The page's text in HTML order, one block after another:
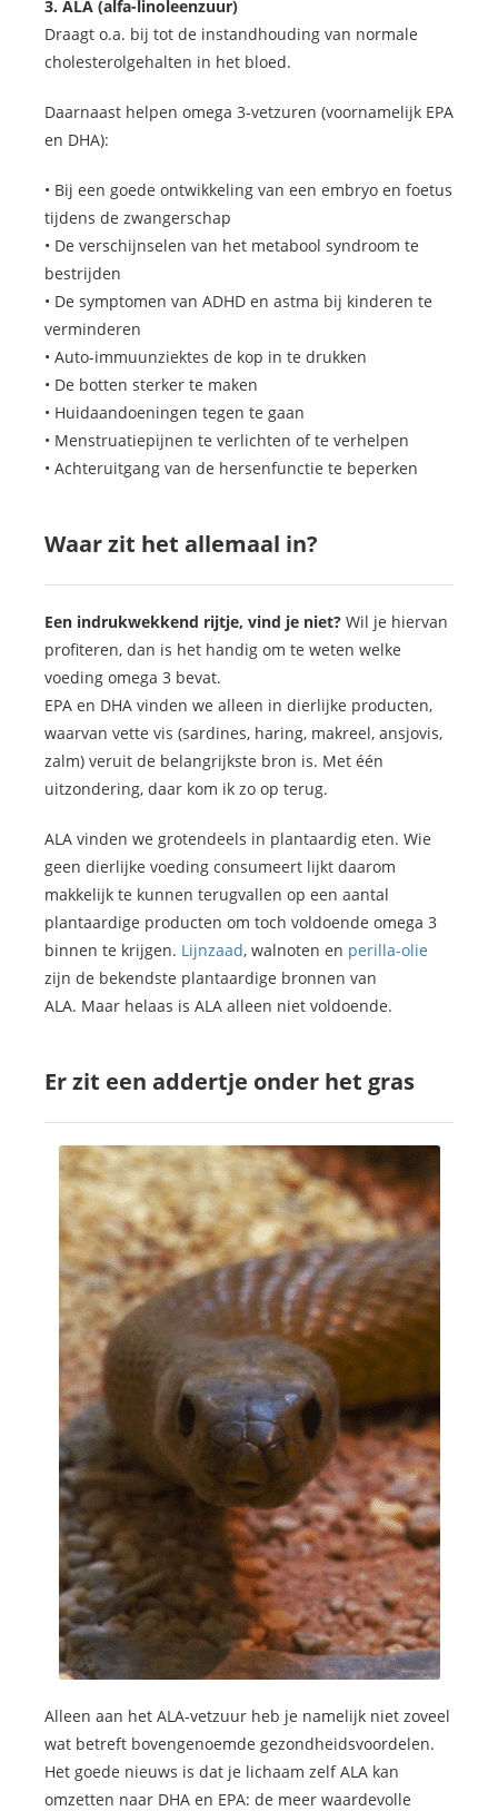
3. ALA (alfa-linoleenzuur)
Draagt o.a. bij tot de instandhouding van normale
cholesterolgehalten in het bloed.
Daarnaast helpen omega 3-vetzuren (voornamelijk EPA
en DHA):
• Bij een goede ontwikkeling van een embryo en foetus
tijdens de zwangerschap
• De verschijnselen van het metabool syndroom te
bestrijden
• De symptomen van ADHD en astma bij kinderen te
verminderen
• Auto-immuunziektes de kop in te drukken
• De botten sterker te maken
• Huidaandoeningen tegen te gaan
• Menstruatiepijnen te verlichten of te verhelpen
• Achteruitgang van de hersenfunctie te beperken
Waar zit het allemaal in?
Een indrukwekkend rijtje, vind je niet? Wil je hiervan
profiteren, dan is het handig om te weten welke
voeding omega 3 bevat.
EPA en DHA vinden we alleen in dierlijke producten,
waarvan vette vis (sardines, haring, makreel, ansjovis,
zalm) veruit de belangrijkste bron is. Met één
uitzondering, daar kom ik zo op terug.
ALA vinden we grotendeels in plantaardig eten. Wie
geen dierlijke voeding consumeert lijkt daarom
makkelijk te kunnen terugvallen op een aantal
plantaardige producten om toch voldoende omega 3
binnen te krijgen. Lijnzaad, walnoten en perilla-olie
zijn de bekendste plantaardige bronnen van
ALA. Maar helaas is ALA alleen niet voldoende.
Er zit een addertje onder het gras
Alleen aan het ALA-vetzuur heb je namelijk niet zoveel
wat betreft bovengenoemde gezondheidsvoordelen.
Het goede nieuws is dat je lichaam zelf ALA kan
omzetten naar DHA en EPA: de meer waardevolle